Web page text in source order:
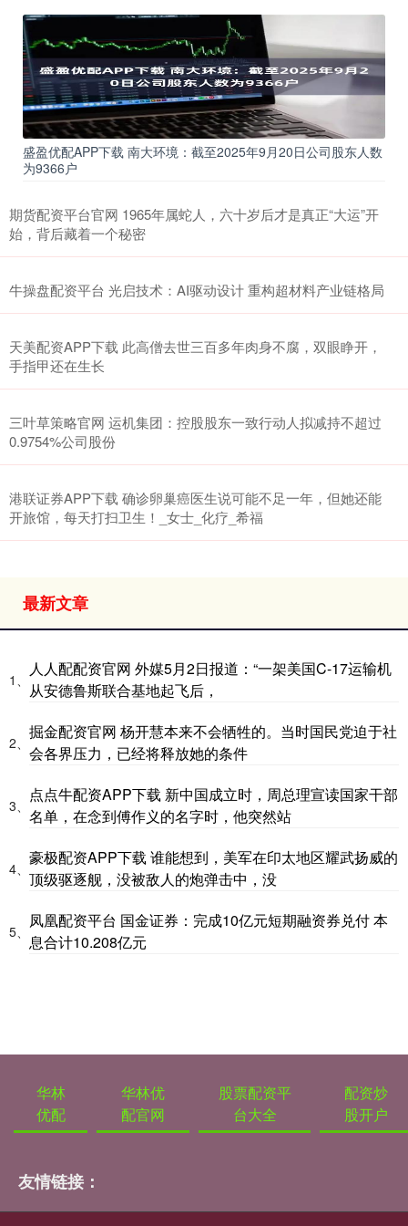
盛盈优配APP下载 南大环境：截至2025年9月20日公司股东人数
为9366户
期货配资平台官网 1965年属蛇人，六十岁后才是真正“大运”开
始，背后藏着一个秘密
牛操盘配资平台 光启技术：AI驱动设计 重构超材料产业链格局
天美配资APP下载 此高僧去世三百多年肉身不腐，双眼睁开，
手指甲还在生长
三叶草策略官网 运机集团：控股股东一致行动人拟减持不超过
0.9754%公司股份
港联证券APP下载 确诊卵巢癌医生说可能不足一年，但她还能
开旅馆，每天打扫卫生！_女士_化疗_希福
最新文章
1、
人人配配资官网 外媒5月2日报道：“一架美国C-17运输机
从安德鲁斯联合基地起飞后，
2、
掘金配资官网 杨开慧本来不会牺牲的。当时国民党迫于社
会各界压力，已经将释放她的条件
3、
点点牛配资APP下载 新中国成立时，周总理宣读国家干部
名单，在念到傅作义的名字时，他突然站
4、
豪极配资APP下载 谁能想到，美军在印太地区耀武扬威的
顶级驱逐舰，没被敌人的炮弹击中，没
5、
凤凰配资平台 国金证券：完成10亿元短期融资券兑付 本
息合计10.208亿元
华林
优配
华林优
配官网
股票配资平
台大全
配资炒
股开户
友情链接：